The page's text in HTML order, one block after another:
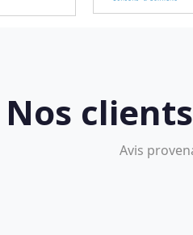
Nos
Avis